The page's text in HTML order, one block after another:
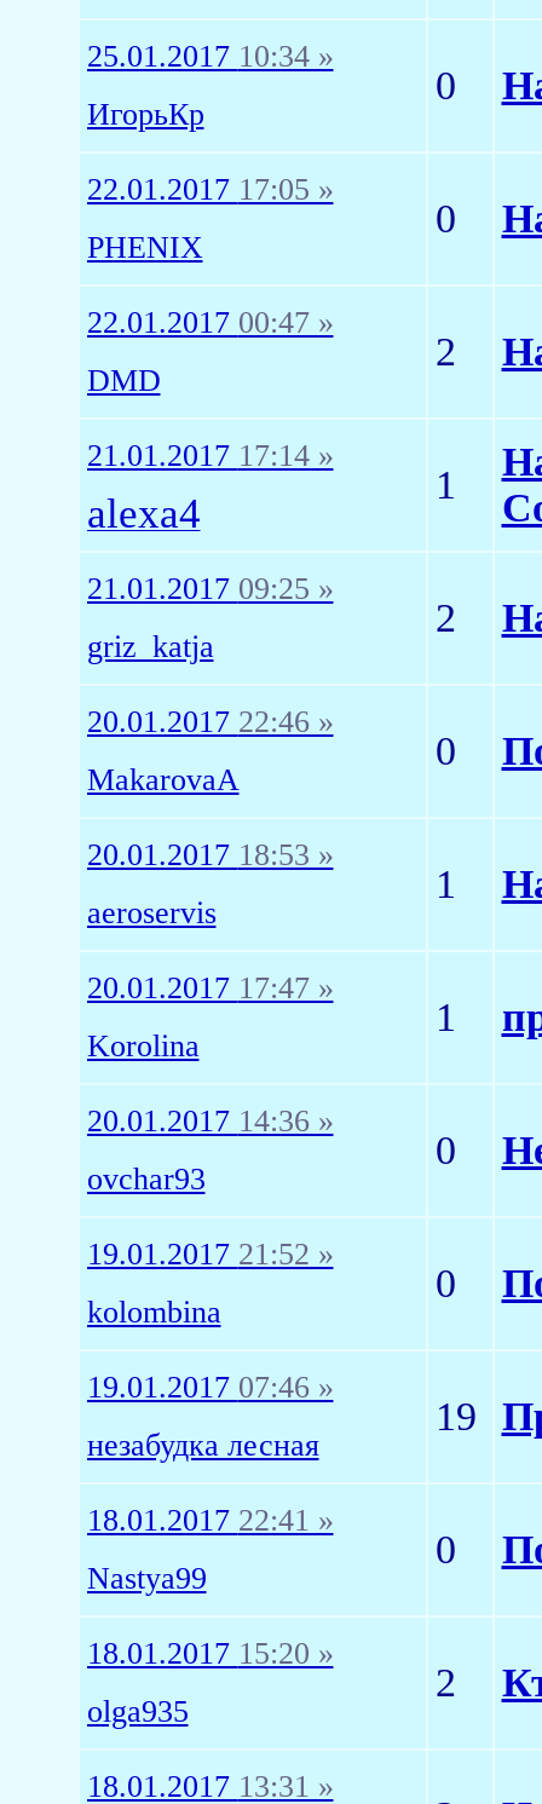
25.01.2017 10:34 »
ИгорьКр
0
22.01.2017 17:05 »
PHENIX
0
22.01.2017 00:47 »
DMD
2
21.01.2017 17:14 »
alexa4
1
21.01.2017 09:25 »
griz_katja
2
20.01.2017 22:46 »
MakarovaA
0
20.01.2017 18:53 »
aeroservis
1
20.01.2017 17:47 »
Korolina
1
20.01.2017 14:36 »
ovchar93
0
19.01.2017 21:52 »
kolombina
0
19.01.2017 07:46 »
незабудка лесная
19
18.01.2017 22:41 »
Nastya99
0
18.01.2017 15:20 »
olga935
2
18.01.2017 13:31 »